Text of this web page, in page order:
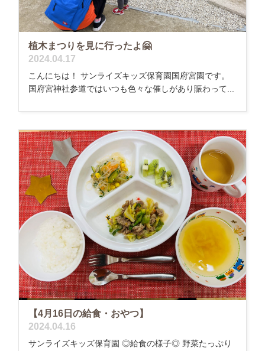
植木まつりを見に行ったよ🤗
2024.04.17
こんにちは！ サンライズキッズ保育園国府宮園です。
国府宮神社参道ではいつも色々な催しがあり賑わって...
【4月16日の給食・おやつ】
2024.04.16
サンライズキッズ保育園 ◎給食の様子◎ 野菜たっぷり